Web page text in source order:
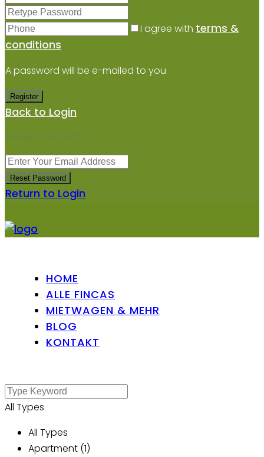
I agree with terms &
conditions
A password will be e-mailed to you
Register
Back to Login
Reset Password
Reset Password
Return to Login
HOME
ALLE FINCAS
MIETWAGEN & MEHR
BLOG
KONTAKT
All Types
All Types
Apartment (1)